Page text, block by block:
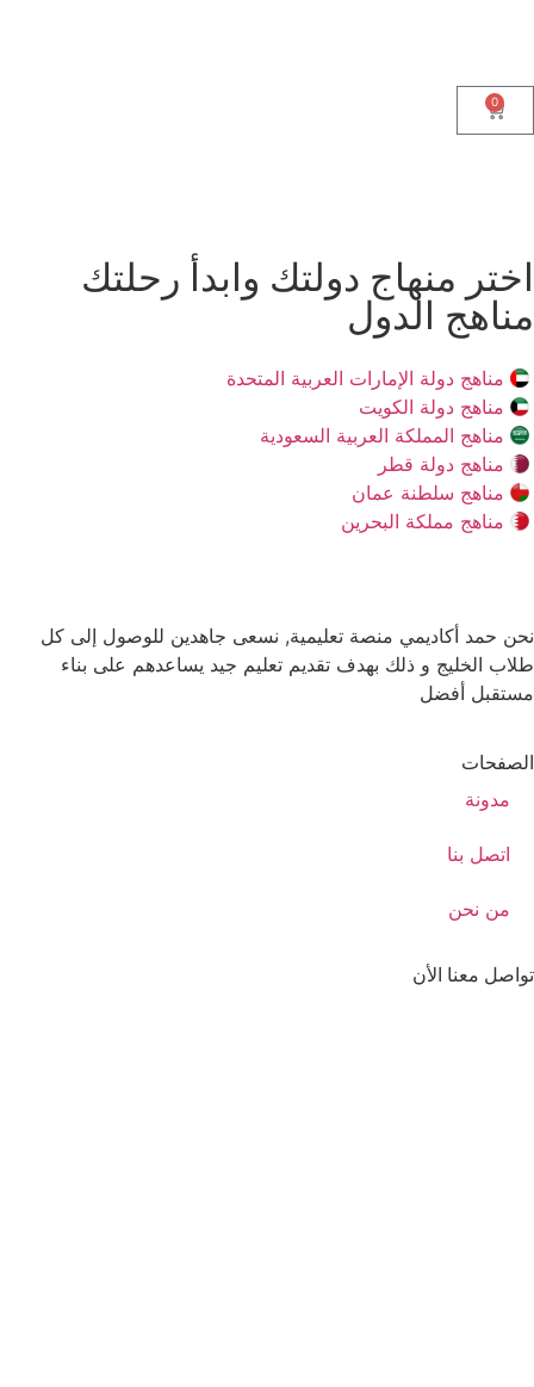
0
اختر منهاج دولتك وابدأ رحلتك
مناهج الدول
مناهج دولة الإمارات العربية المتحدة
مناهج دولة الكويت
مناهج المملكة العربية السعودية
مناهج دولة قطر
مناهج سلطنة عمان
مناهج مملكة البحرين
نحن حمد أكاديمي منصة تعليمية, نسعى جاهدين للوصول إلى كل
طلاب الخليج و ذلك بهدف تقديم تعليم جيد يساعدهم على بناء
مستقبل أفضل
الصفحات
مدونة
اتصل بنا
من نحن
تواصل معنا الأن